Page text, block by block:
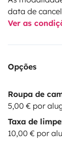
data de
Ver as
Opções
Roupa de
5,00 € por
Taxa de
10,00 € por